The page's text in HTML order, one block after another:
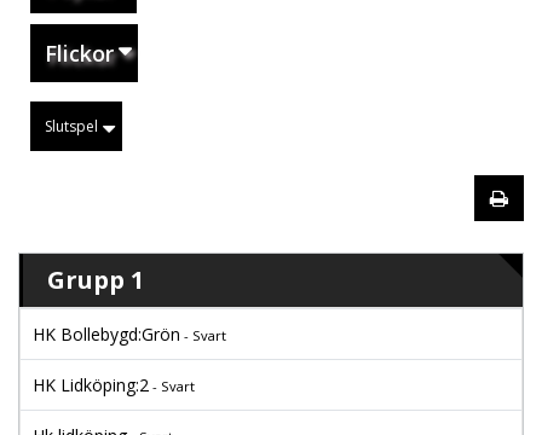
Flickor
Slutspel
Grupp 1
HK Bollebygd:Grön - Svart
HK Lidköping:2 - Svart